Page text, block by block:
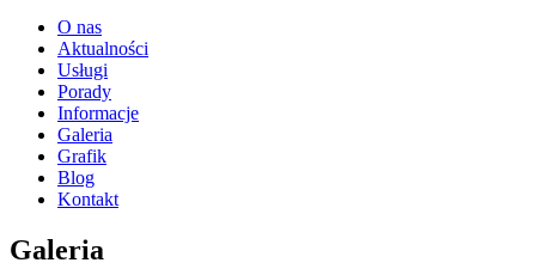
O nas
Aktualności
Usługi
Porady
Informacje
Galeria
Grafik
Blog
Kontakt
Galeria